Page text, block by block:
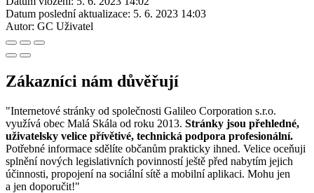
Datum poslední aktualizace: 5. 6. 2023 14:03
Autor: GC Uživatel
Zákazníci nám důvěřují
"Internetové stránky od společnosti Galileo Corporation s.r.o.
využívá obec Malá Skála od roku 2013. Stránky jsou přehledné,
uživatelsky velice přívětivé, technická podpora profesionální.
Potřebné informace sdělíte občanům prakticky ihned. Velice oceňuji
splnění nových legislativních povinností ještě před nabytím jejich
účinnosti, propojení na sociální sítě a mobilní aplikaci. Mohu jen
a jen doporučit!"